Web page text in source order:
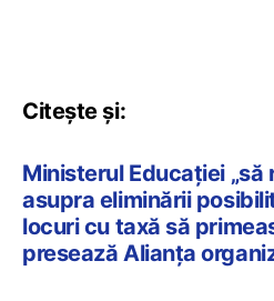
Citește și:
Ministerul Educației „să
asupra eliminării
locuri cu taxă să
presează Alianța